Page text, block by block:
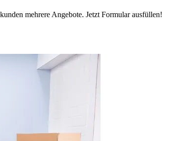
mehrere Angebote. Jetzt Formular ausfüllen!